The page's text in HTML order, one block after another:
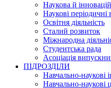
Наукова й
Наукові періодичні
Освітня діяльність
Сталий розвиток
Міжнародна
Студентська рада
Асоціація
ПІДРОЗДІЛИ
Навчально-наукові
Навчально-наукові